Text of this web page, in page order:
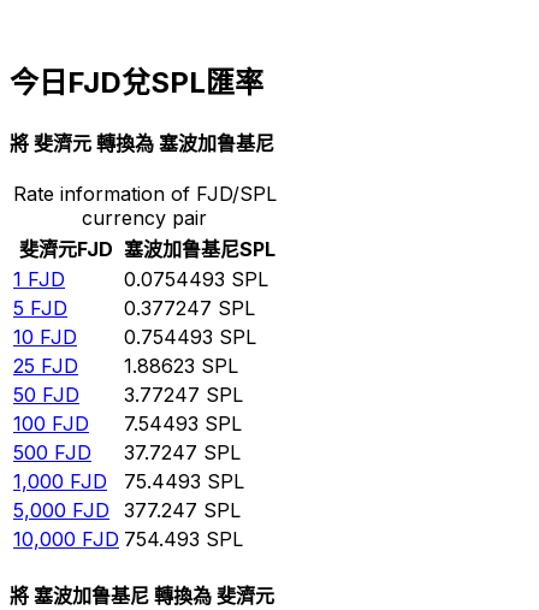
今日FJD兌SPL匯率
將 斐濟元 轉換為 塞波加鲁基尼
Rate information of FJD/SPL
currency pair
斐濟元FJD 塞波加鲁基尼SPL
1 FJD 0.0754493 SPL
5 FJD 0.377247 SPL
10 FJD 0.754493 SPL
25 FJD 1.88623 SPL
50 FJD 3.77247 SPL
100 FJD 7.54493 SPL
500 FJD 37.7247 SPL
1,000 FJD 75.4493 SPL
5,000 FJD 377.247 SPL
10,000 FJD 754.493 SPL
將 塞波加鲁基尼 轉換為 斐濟元